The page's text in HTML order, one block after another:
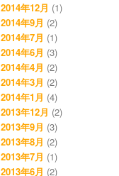
2014年12月 (1)
2014年9月 (2)
2014年7月 (1)
2014年6月 (3)
2014年4月 (2)
2014年3月 (2)
2014年1月 (4)
2013年12月 (2)
2013年9月 (3)
2013年8月 (2)
2013年7月 (1)
2013年6月 (2)